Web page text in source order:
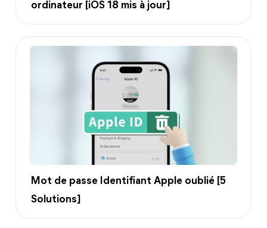
ordinateur [iOS 18 mis à jour]
Mot de passe Identifiant Apple oublié [5
Solutions]